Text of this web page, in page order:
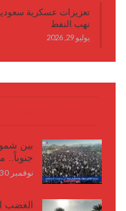
تعزيزات عسكرية
نهب النفط
يوليو 29, 2026
بين
جنوباً..
نوفمبر 30, 2025
الغضب